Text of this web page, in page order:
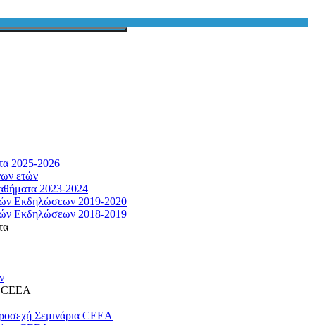
2025-2026
ετών
2023-2024
Εκδηλώσεων 2019-2020
Εκδηλώσεων 2018-2019
CEEA
Σεμινάρια CEEA